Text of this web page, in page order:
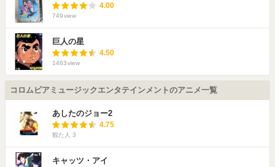
4.00
749view
巨人の星
4.50
1463view
コロムビアミュージックエンタテインメントのアニメ一覧
あしたのジョー2
4.75
観た人 3
キャッツ・アイ